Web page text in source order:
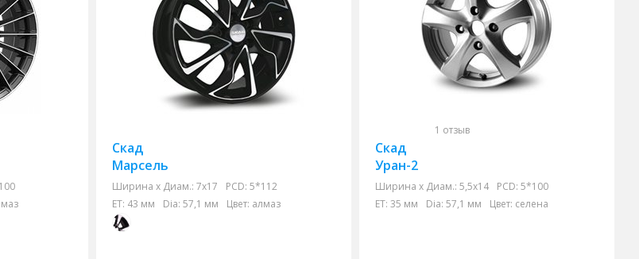
Скад
Марсель
Ширина х Диам.: 7x17 PCD: 5*112
ET: 43 мм Dia: 57,1 мм Цвет: алмаз
1 отзыв
Скад
Уран-2
Ширина х Диам.: 5,5x14 PCD: 5*100
ET: 35 мм Dia: 57,1 мм Цвет: селена